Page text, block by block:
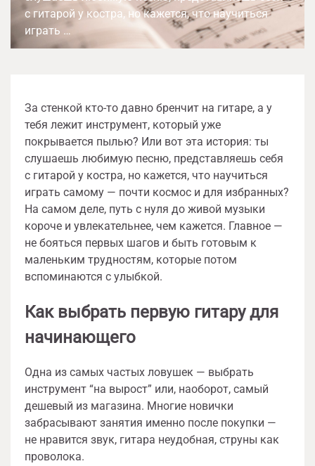
с гитарой у костра, но кажется, что научиться
играть …
За стенкой кто-то давно бренчит на гитаре, а у
тебя лежит инструмент, который уже
покрывается пылью? Или вот эта история: ты
слушаешь любимую песню, представляешь себя
с гитарой у костра, но кажется, что научиться
играть самому — почти космос и для избранных?
На самом деле, путь с нуля до живой музыки
короче и увлекательнее, чем кажется. Главное —
не бояться первых шагов и быть готовым к
маленьким трудностям, которые потом
вспоминаются с улыбкой.
Как выбрать первую гитару для
начинающего
Одна из самых частых ловушек — выбрать
инструмент “на вырост” или, наоборот, самый
дешевый из магазина. Многие новички
забрасывают занятия именно после покупки —
не нравится звук, гитара неудобная, струны как
проволока.